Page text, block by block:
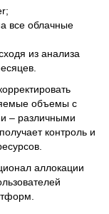
все облачные
из анализа
объемы с
– различными
контроль и
аллокации